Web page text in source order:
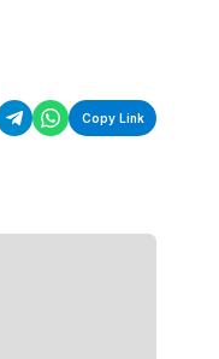
Copy Link